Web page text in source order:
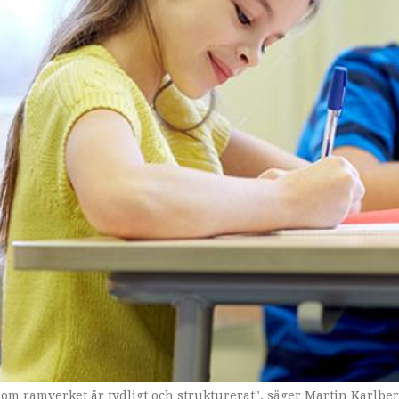
ramverket är tydligt och strukturerat", säger Martin
av Ibis-projektet i Uppsala.